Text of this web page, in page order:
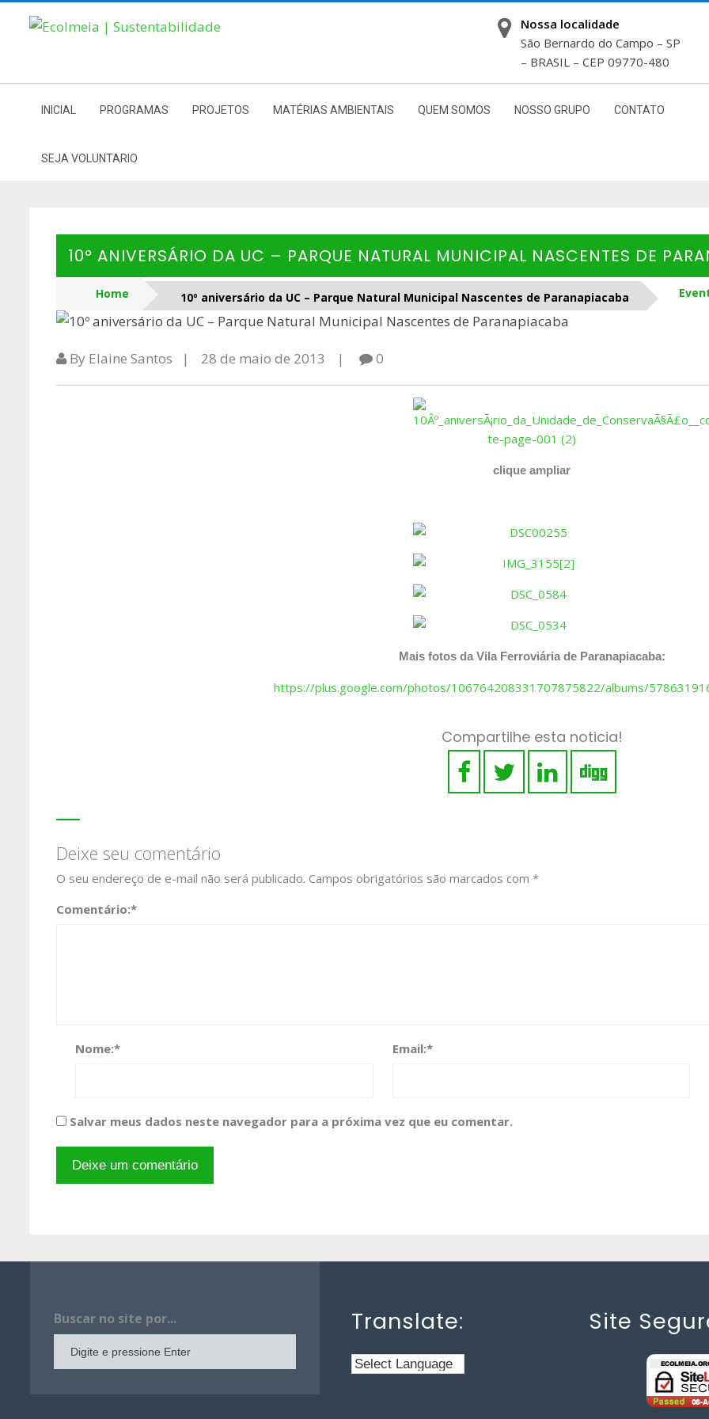
Nossa localidade
São Bernardo do Campo – SP
– BRASIL – CEP 09770-480
INICIAL PROGRAMAS PROJETOS MATÉRIAS AMBIENTAIS QUEM SOMOS NOSSO GRUPO CONTATO
SEJA VOLUNTARIO
10º ANIVERSÁRIO DA UC – PARQUE NATURAL MUNICIPAL NASCENTES DE
Home 10º aniversário da UC – Parque Natural Municipal Nascentes de Paranapiacaba
By Elaine Santos 28 de maio de 2013 0
clique ampliar
Mais fotos da Vila Ferroviária de Paranapiacaba:
https://plus.google.com/photos/106764208331707875822/albums/
Compartilhe esta noticia!
Deixe seu comentário
O seu endereço de e-mail não será publicado. Campos obrigatórios são marcados com *
Comentário:*
Nome:* Email:*
Salvar meus dados neste navegador para a próxima vez que eu comentar.
Buscar no site por... Translate: Site